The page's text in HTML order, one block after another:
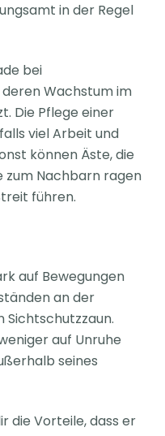
in der Regel
bei
Wachstum im
Die Pflege einer
viel Arbeit und
können Äste, die
zum Nachbarn ragen
führen.
auf Bewegungen
an der
Sichtschutzzaun.
auf Unruhe
seines
die Vorteile, dass er